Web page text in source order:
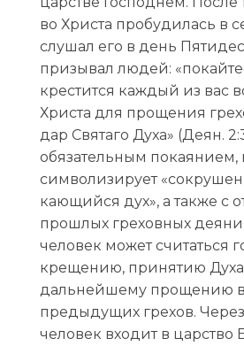
во Христа пробудилась в
слушал его в день
призывал людей:
крестится каждый из вас
Христа для прощения
дар Святаго Духа» (Деян.
обязательным покаянием,
символизирует
кающийся дух», а также с
прошлых греховных
человек может считаться
крещению, принятию Духа
дальнейшему прощению
предыдущих грехов.
человек входит в царство